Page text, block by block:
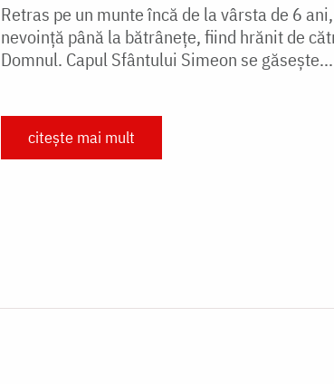
Retras pe un munte încă de la vârsta de 6
nevoință până la bătrânețe, fiind hrănit de
Domnul. Capul Sfântului Simeon se găsește...
citește mai mult